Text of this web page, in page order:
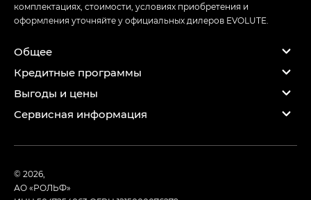
комплектациях, стоимости, условиях приобретения и
оформления уточняйте у официальных дилеров EVOLUTE.
Общее
Кредитные программы
Выгоды и цены
Сервисная информация
© 2026,
АО «РОЛЬФ»